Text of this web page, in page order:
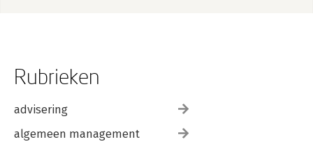
Rubrieken
advisering
algemeen management